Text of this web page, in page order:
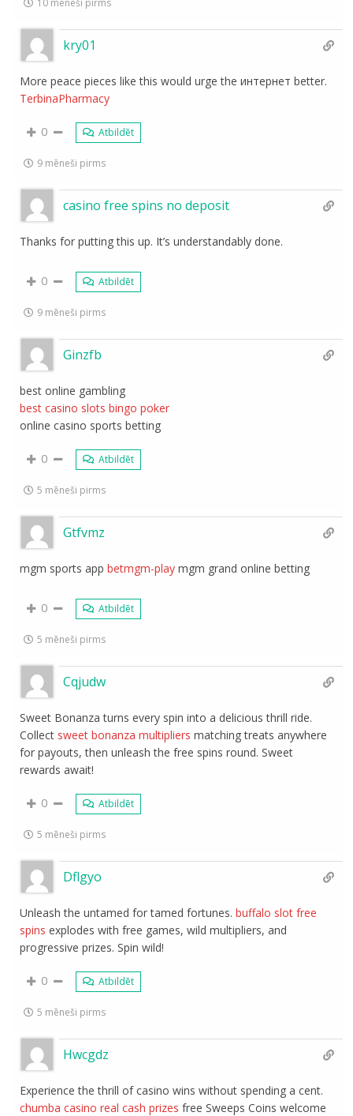
10 mēneši pirms
kry01
More peace pieces like this would urge the интернет better.
TerbinaPharmacy
0 Atbildēt
9 mēneši pirms
casino free spins no deposit
Thanks for putting this up. It’s understandably done.
0 Atbildēt
9 mēneši pirms
Ginzfb
best online gambling
best casino slots bingo poker
online casino sports betting
0 Atbildēt
5 mēneši pirms
Gtfvmz
mgm sports appbetmgm-play mgm grand online betting
0 Atbildēt
5 mēneši pirms
Cqjudw
Sweet Bonanza turns every spin into a delicious thrill ride.
Collect sweet bonanza multipliers matching treats anywhere
for payouts, then unleash the free spins round. Sweet
rewards await!
0 Atbildēt
5 mēneši pirms
Dflgyo
Unleash the untamed for tamed fortunes.buffalo slot free
spins explodes with free games, wild multipliers, and
progressive prizes. Spin wild!
0 Atbildēt
5 mēneši pirms
Hwcgdz
Experience the thrill of casino wins without spending a cent.
chumba casino real cash prizes free Sweeps Coins welcome